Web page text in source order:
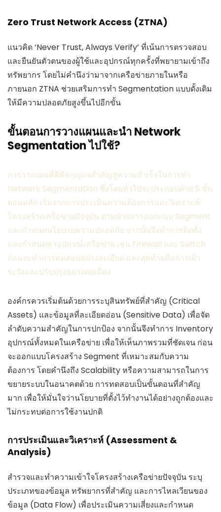
Zero Trust Network Access (ZTNA)
แนวคิด ‘Never Trust, Always Verify’ ที่เน้นการตรวจสอบ
และยืนยันตัวตนของผู้ใช้และอุปกรณ์ทุกครั้งที่พยายามเข้าถึง
ทรัพยากร โดยไม่คำนึงว่ามาจากเครือข่ายภายในหรือ
ภายนอก ZTNA ช่วยเสริมการทำ Segmentation แบบดั้งเดิม
ให้มีความปลอดภัยสูงขึ้นไปอีกขั้น
ขั้นตอนการวางแผนและนำ Network
Segmentation ไปใช้?
การวางแผนที่ดีคือกุญแจสำคัญสู่ความสำเร็จในการทำ
Network Segmentation ซึ่งโดยทั่วไปจะประกอบด้วย 5 ขั้น
ตอนหลัก เริ่มจากการประเมินความต้องการและวิเคราะห์
โครงสร้างเครือข่ายปัจจุบัน ตามด้วยการออกแบบ Segment
และกำหนดนโยบายความปลอดภัย จากนั้นจึงทำการติดตั้ง
และกำหนดค่าอุปกรณ์เครือข่าย เช่น Firewall และ Switch
ก่อนจะทำการทดสอบอย่างละเอียด และสุดท้ายคือการเฝ้า
ระวังและปรับปรุงอย่างต่อเนื่อง
องค์กรควรเริ่มต้นด้วยการระบุสินทรัพย์ที่สำคัญ (Critical
Assets) และข้อมูลที่ละเอียดอ่อน (Sensitive Data) เพื่อจัด
ลำดับความสำคัญในการปกป้อง จากนั้นจึงทำการ Inventory
อุปกรณ์ทั้งหมดในเครือข่าย เพื่อให้เห็นภาพรวมที่ชัดเจน ก่อน
จะออกแบบโครงสร้าง Segment ที่เหมาะสมกับความ
ต้องการ โดยคำนึงถึง Scalability หรือความสามารถในการ
ขยายระบบในอนาคตด้วย การทดสอบเป็นขั้นตอนที่สำคัญ
มาก เพื่อให้มั่นใจว่านโยบายที่ตั้งไว้ทำงานได้อย่างถูกต้องและ
ไม่กระทบต่อการใช้งานปกติ
การประเมินและวิเคราะห์ (Assessment &
Analysis)
สำรวจและทำความเข้าใจโครงสร้างเครือข่ายปัจจุบัน ระบุ
ประเภทของข้อมูล ทรัพยากรที่สำคัญ และการไหลเวียนของ
ข้อมูล (Data Flow) เพื่อประเมินความเสี่ยงและกำหนด